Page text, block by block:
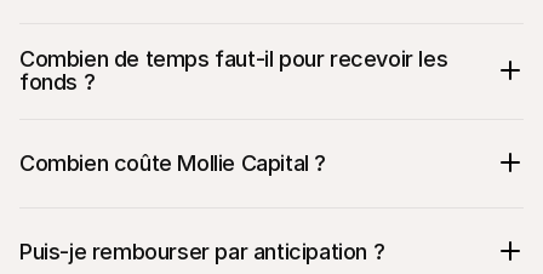
Combien de temps faut-il pour recevoir les
fonds ?
Combien coûte Mollie Capital ?
Puis-je rembourser par anticipation ?